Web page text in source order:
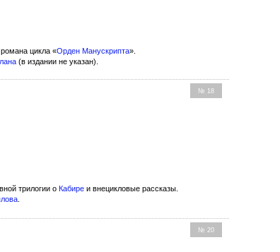
цикла «Орден Манускрипта».
(в издании не указан).
№ 18
трилогии о Кабире и внецикловые рассказы.
№ 20